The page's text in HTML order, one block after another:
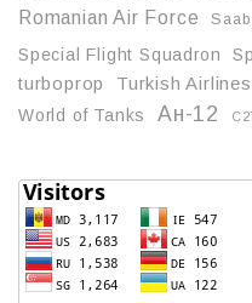
Romanian Air Force Saab
Special Flight Squadron
turboprop Turkish Airlines
World of Tanks
Ан-12